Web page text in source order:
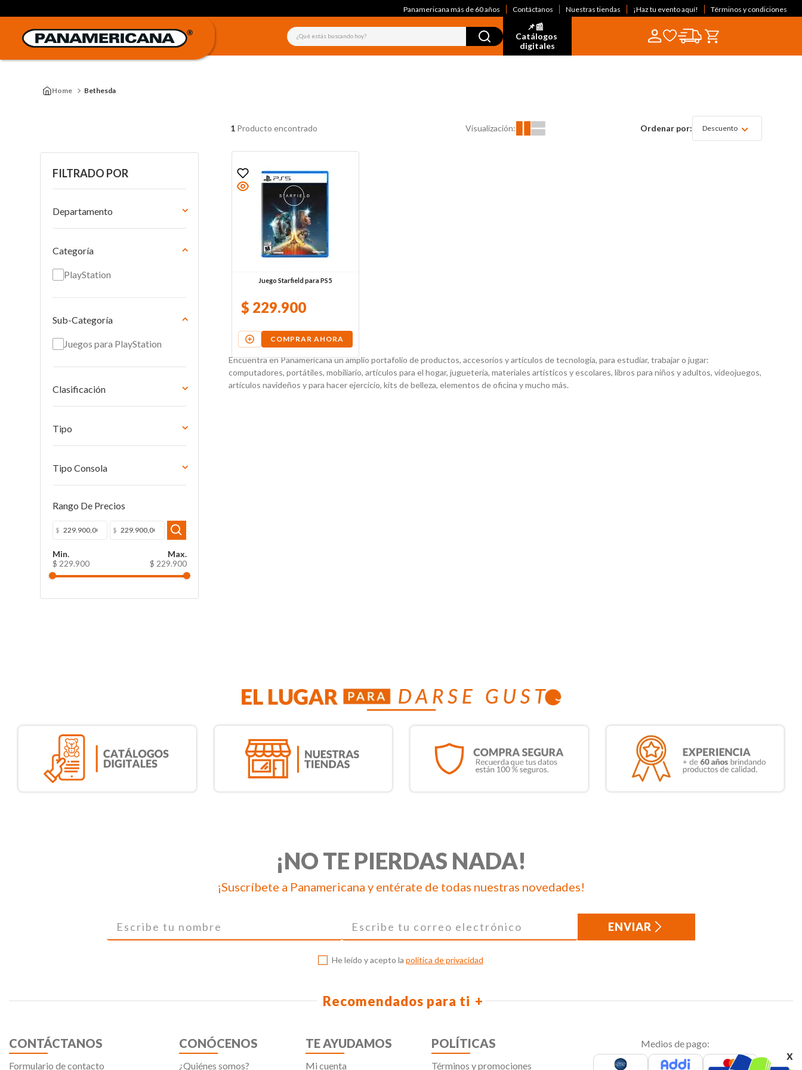
x
Panamericana más de 60 años Contáctanos Nuestras tiendas ¡Haz tu evento aquí! Términos y condiciones
¿Qué estás buscando hoy?
📌📰
Catálogos
digitales
Bethesda
1 Producto encontrado Visualización: Descuento
FILTRADO POR
Departamento
Categoría
PlayStation
Sub-Categoría
Juegos para PlayStation
Clasificación
años)
Tipo
Tipo Consola
Rango De Precios
$ $
$ 229.900 $ 229.900
Juego Starfield para PS5
$ 229.900
COMPRAR AHORA
Encuentra en Panamericana un amplio portafolio de productos, accesorios y artículos de tecnología, para estudiar, trabajar o jugar:
computadores, portátiles, mobiliario, artículos para el hogar, juguetería, materiales artísticos y escolares, libros para niños y adultos, videojuegos,
artículos navideños y para hacer ejercicio, kits de belleza, elementos de oficina y mucho más.
¡NO TE PIERDAS NADA!
¡Suscríbete a Panamericana y entérate de todas nuestras novedades!
ENVIAR
He leído y acepto la política de privacidad
Recomendados para ti
CONTÁCTANOS
Formulario de contacto
CONÓCENOS
¿Quiénes somos?
TE AYUDAMOS
Mi cuenta
POLÍTICAS
Términos y promociones
Medios de pago: